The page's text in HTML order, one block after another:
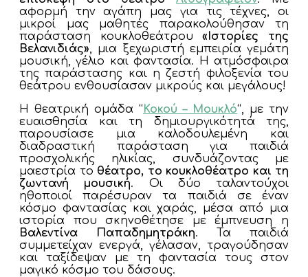
αφορμή την αγάπη μας για τις τέχνες, οι
μικροί μας μαθητές παρακολούθησαν τη
παράσταση κουκλοθεάτρου«Ιστορίες της
Βελανιδιάς», μια ξεχωριστή εμπειρία γεμάτη
μουσική, γέλιο και φαντασία. Η ατμόσφαιρα
της παράστασης και η ζεστή φιλοξενία του
θεάτρου ενθουσίασαν μικρούς και μεγάλους!
Η θεατρική ομάδα “Κοκού – Μουκλό“, με την
ευαισθησία και τη δημιουργικότητά της,
παρουσίασε μια καλοδουλεμένη και
διαδραστική παράσταση για παιδιά
προσχολικής ηλικίας, συνδυάζοντας με
μαεστρία το θέατρο, το κουκλοθέατρο και τη
ζωντανή μουσική. Οι δύο ταλαντούχοι
ηθοποιοί παρέσυραν τα παιδιά σε έναν
κόσμο φαντασίας και χαράς, μέσα από μια
ιστορία που σκηνοθέτησε με έμπνευση η
Βαλεντίνα Παπαδημητράκη. Τα παιδιά
συμμετείχαν ενεργά, γέλασαν, τραγούδησαν
και ταξίδεψαν με τη φαντασία τους στον
μαγικό κόσμο του δάσους.